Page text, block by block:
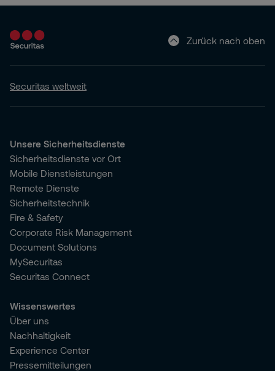
Zurück nach oben
Securitas weltweit
Unsere Sicherheitsdienste
Sicherheitsdienste vor Ort
Mobile Dienstleistungen
Remote Dienste
Sicherheitstechnik
Fire & Safety
Corporate Risk Management
Document Solutions
MySecuritas
Securitas Connect
Wissenswertes
Über uns
Nachhaltigkeit
Experience Center
Pressemitteilungen